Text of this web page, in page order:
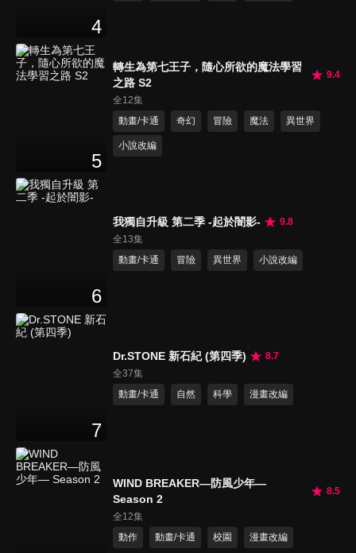
4
5
轉生為第七王子，隨心所欲的魔法學習
之路 S2
9.4
全12集
動畫/卡通
奇幻 冒險 魔法 異世界
小說改編
6
我獨自升級 第二季 -起於闇影-
9.8
全13集
動畫/卡通
冒險 異世界 小說改編
7
Dr.STONE 新石紀 (第四季)
8.7
全37集
動畫/卡通
自然 科學 漫畫改編
WIND BREAKER—防風少年—
Season 2
8.5
全12集
動作
動畫/卡通 校園 漫畫改編